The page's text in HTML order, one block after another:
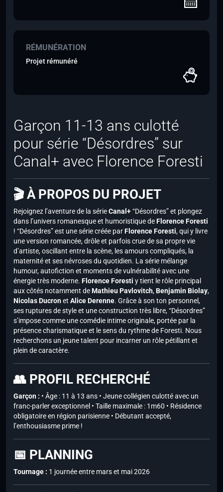
RÉMUNÉRATION
Projet rémunéré
Garçon 11-13 ans culotté
pour série “Désordres” sur
Canal+ avec Florence Foresti
🎬 À PROPOS DU PROJET
Rejoignez l’aventure de la sérieCanal+“Désordres” et plongez
dans l’univers romanesque et humoristique deFlorence Foresti
! “Désordres” est une série créée parFlorence Foresti, qui y livre
une version romancée, drôle et parfois crue de sa propre vie
d’artiste, oscillant entre la scène, les amours compliqués, la
maternité et ses névroses du quotidien. La série mélange
humour, autofiction et moments de vulnérabilité avec une
énergie très moderne. Florence Foresti y tient le rôle principal
aux côtés notamment deMathieu Pavlovitch,Benjamin Biolay,
Nicolas Ducronet Alice Derenne. Grâce à son ton personnel,
ses ruptures de style et une construction très libre, “Désordres”
s’impose comme une comédie intime originale, portée par la
présence charismatique et le sens du rythme de Foresti. Nous
recherchons un jeune talent pour incarner un rôle pétillant et
plein de caractère.
👥 PROFIL RECHERCHÉ
Garçon : • Âge : 11 à 13 ans • Jeune collégien culotté avec un
franc-parler exceptionnel • Taille maximale : 1m60 • Résidence
obligatoire en région parisienne • Débutant accepté,
l’enthousiasme prime !
📅 PLANNING
Tournage : 1 journée entre mars et mai 2026